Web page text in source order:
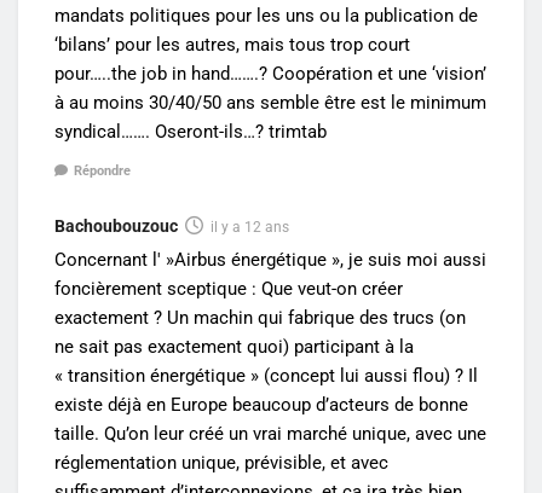
mandats politiques pour les uns ou la publication de
‘bilans’ pour les autres, mais tous trop court
pour…..the job in hand…….? Coopération et une ‘vision’
à au moins 30/40/50 ans semble être est le minimum
syndical……. Oseront-ils…? trimtab
Répondre
Bachoubouzouc il y a 12 ans
Concernant l' »Airbus énergétique », je suis moi aussi
foncièrement sceptique : Que veut-on créer
exactement ? Un machin qui fabrique des trucs (on
ne sait pas exactement quoi) participant à la
« transition énergétique » (concept lui aussi flou) ? Il
existe déjà en Europe beaucoup d’acteurs de bonne
taille. Qu’on leur créé un vrai marché unique, avec une
réglementation unique, prévisible, et avec